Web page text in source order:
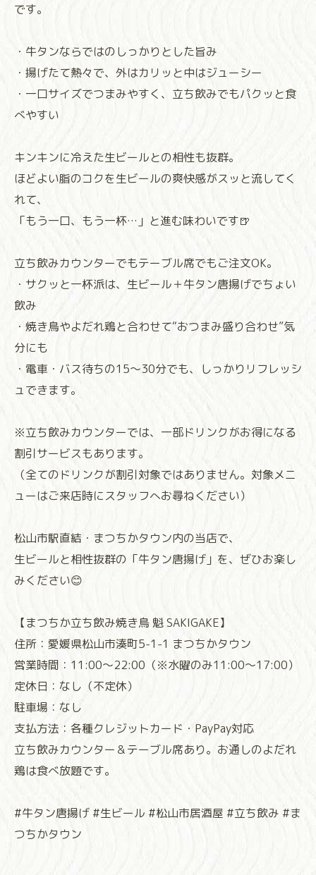
です。
・牛タンならではのしっかりとした旨み
・揚げたて熱々で、外はカリッと中はジューシー
・一口サイズでつまみやすく、立ち飲みでもパクッと食
べやすい
キンキンに冷えた生ビールとの相性も抜群。
ほどよい脂のコクを生ビールの爽快感がスッと流してく
れて、
「もう一口、もう一杯…」と進む味わいです🍺
立ち飲みカウンターでもテーブル席でもご注文OK。
・サクッと一杯派は、生ビール＋牛タン唐揚げでちょい
飲み
・焼き鳥やよだれ鶏と合わせて“おつまみ盛り合わせ”気
分にも
・電車・バス待ちの15〜30分でも、しっかりリフレッシ
ュできます。
※立ち飲みカウンターでは、一部ドリンクがお得になる
割引サービスもあります。
（全てのドリンクが割引対象ではありません。対象メニ
ューはご来店時にスタッフへお尋ねください）
松山市駅直結・まつちかタウン内の当店で、
生ビールと相性抜群の「牛タン唐揚げ」を、ぜひお楽し
みください😊
【まつちか立ち飲み焼き鳥 魁 SAKIGAKE】
住所：愛媛県松山市湊町5-1-1 まつちかタウン
営業時間：11:00～22:00（※水曜のみ11:00～17:00）
定休日：なし（不定休）
駐車場：なし
支払方法：各種クレジットカード・PayPay対応
立ち飲みカウンター＆テーブル席あり。お通しのよだれ
鶏は食べ放題です。
#牛タン唐揚げ #生ビール #松山市居酒屋 #立ち飲み #ま
つちかタウン